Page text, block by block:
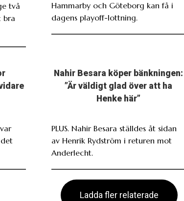
två
bra
Hammarby och Göteborg kan få i
dagens playoff-lottning.
Nahir Besara köper bänkningen:
”Är väldigt glad över att ha
Henke här”
PLUS. Nahir Besara ställdes åt sidan
av Henrik Rydström i returen mot
Anderlecht.
Ladda fler relaterade